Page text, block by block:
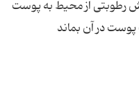
رطوبتی از محیط به پوست